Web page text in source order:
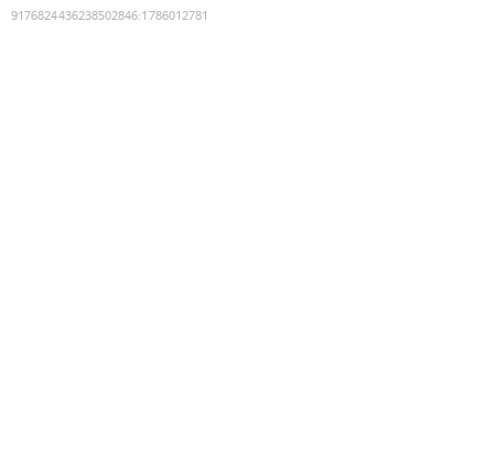
9176824436238502846:1786012781